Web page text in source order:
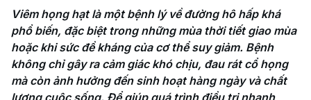
Chữ lớn
Viêm họng hạt là một bệnh lý về đường hô hấp khá
phổ biến, đặc biệt trong những mùa thời tiết giao mùa
hoặc khi sức đề kháng của cơ thể suy giảm. Bệnh
không chỉ gây ra cảm giác khó chịu, đau rát cổ họng
mà còn ảnh hưởng đến sinh hoạt hàng ngày và chất